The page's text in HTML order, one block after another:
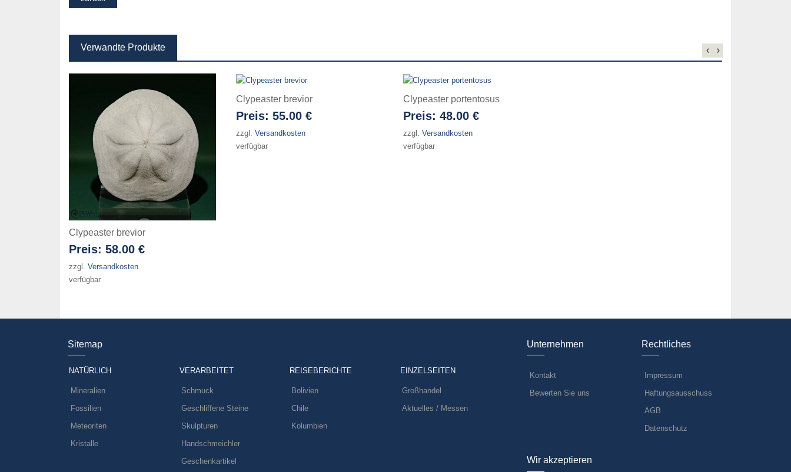
Verwandte Produkte
Clypeaster brevior
Preis: 58.00 €
zzgl. Versandkosten
verfügbar
Clypeaster brevior
Preis: 55.00 €
zzgl. Versandkosten
verfügbar
Clypeaster portentosus
Preis: 48.00 €
zzgl. Versandkosten
verfügbar
Sitemap
NATÜRLICH
Mineralien
Fossilien
Meteoriten
Kristalle
VERARBEITET
Schmuck
Geschliffene Steine
Skulpturen
Handschmeichler
Geschenkartikel
REISEBERICHTE
Bolivien
Chile
Kolumbien
EINZELSEITEN
Großhandel
Aktuelles / Messen
Unternehmen
Kontakt
Bewerten Sie uns
Rechtliches
Impressum
Haftungsausschuss
AGB
Datenschutz
Wir akzeptieren